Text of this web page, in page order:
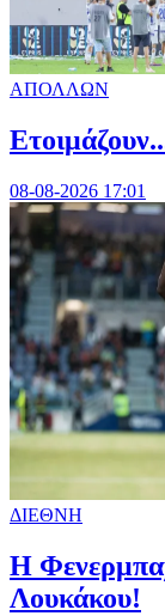
ΑΠΟΛΛΩΝ
08-08-2026 17:01
ΔΙΕΘΝΗ
Η
Λουκάκου!